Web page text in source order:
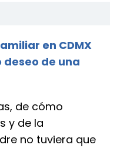
en CDMX
de una
de cómo
y de la
no tuviera que